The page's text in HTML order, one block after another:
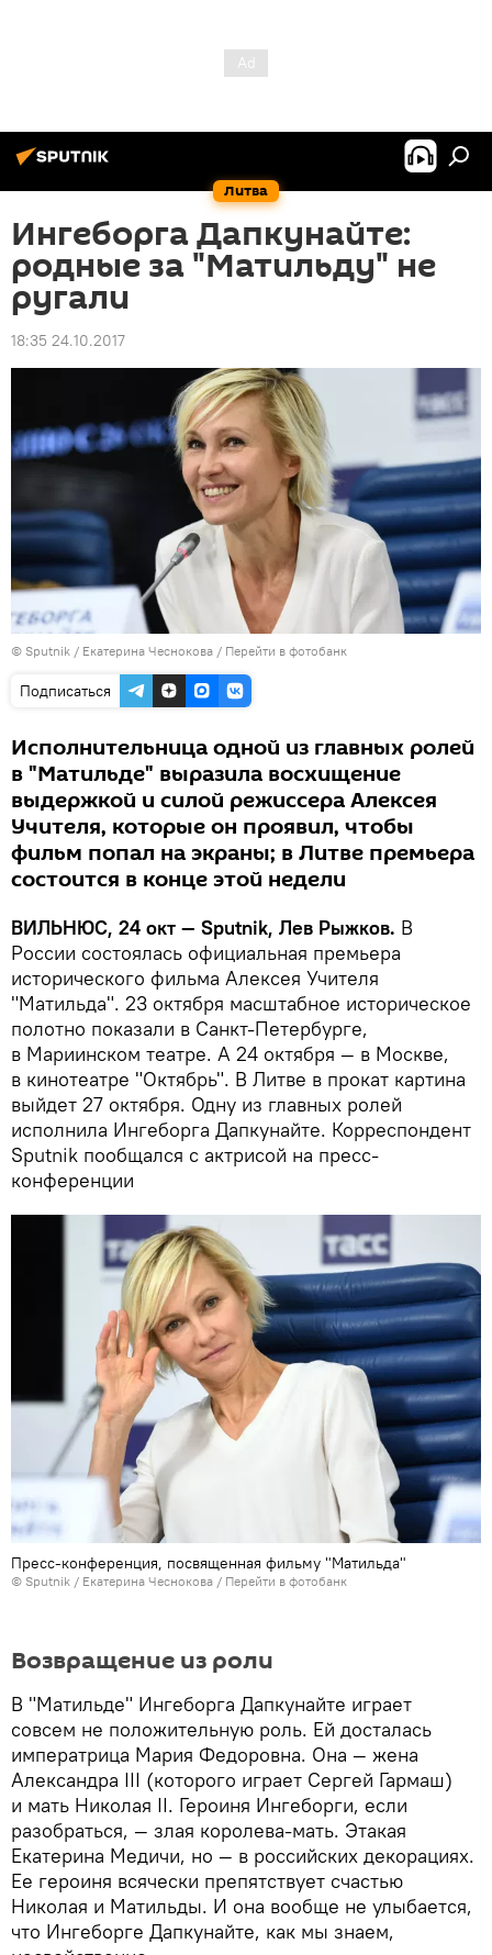
Литва
Ингеборга Дапкунайте:
родные за "Матильду" не
ругали
18:35 24.10.2017
© Sputnik / Екатерина Чеснокова / Перейти в фотобанк
Подписаться
Исполнительница одной из главных ролей
в "Матильде" выразила восхищение
выдержкой и силой режиссера Алексея
Учителя, которые он проявил, чтобы
фильм попал на экраны; в Литве премьера
состоится в конце этой недели
ВИЛЬНЮС, 24 окт — Sputnik, Лев Рыжков. В
России состоялась официальная премьера
исторического фильма Алексея Учителя
"Матильда". 23 октября масштабное историческое
полотно показали в Санкт-Петербурге,
в Мариинском театре. А 24 октября — в Москве,
в кинотеатре "Октябрь". В Литве в прокат картина
выйдет 27 октября. Одну из главных ролей
исполнила Ингеборга Дапкунайте. Корреспондент
Sputnik пообщался с актрисой на пресс-
конференции
Пресс-конференция, посвященная фильму "Матильда"
© Sputnik / Екатерина Чеснокова / Перейти в фотобанк
Возвращение из роли
В "Матильде" Ингеборга Дапкунайте играет
совсем не положительную роль. Ей досталась
императрица Мария Федоровна. Она — жена
Александра III (которого играет Сергей Гармаш)
и мать Николая II. Героиня Ингеборги, если
разобраться, — злая королева-мать. Этакая
Екатерина Медичи, но — в российских декорациях.
Ее героиня всячески препятствует счастью
Николая и Матильды. И она вообще не улыбается,
что Ингеборге Дапкунайте, как мы знаем,